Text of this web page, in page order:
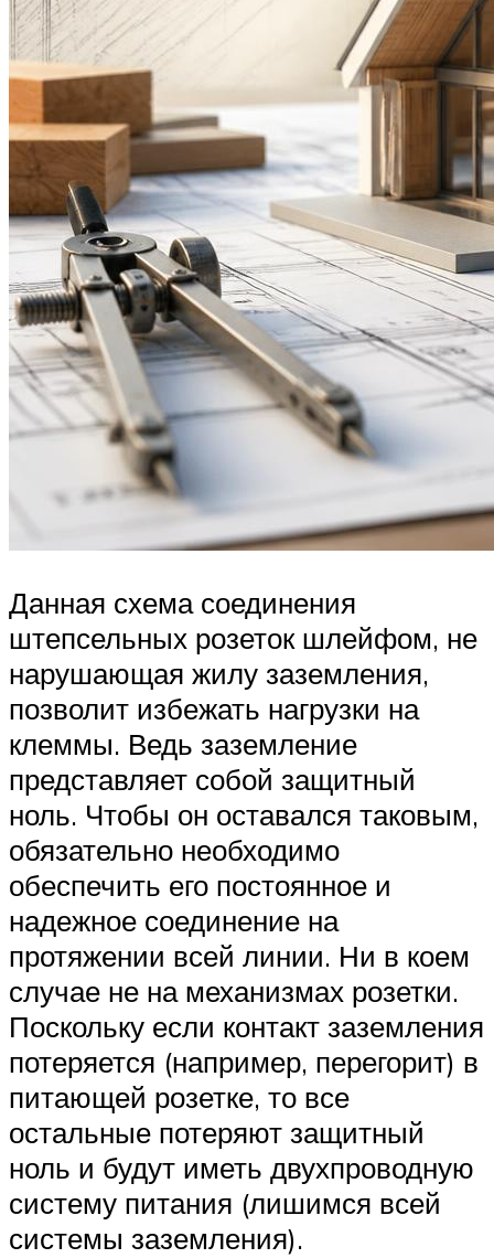
Данная схема соединения
штепсельных розеток шлейфом, не
нарушающая жилу заземления,
позволит избежать нагрузки на
клеммы. Ведь заземление
представляет собой защитный
ноль. Чтобы он оставался таковым,
обязательно необходимо
обеспечить его постоянное и
надежное соединение на
протяжении всей линии. Ни в коем
случае не на механизмах розетки.
Поскольку если контакт заземления
потеряется (например, перегорит) в
питающей розетке, то все
остальные потеряют защитный
ноль и будут иметь двухпроводную
систему питания (лишимся всей
системы заземления).